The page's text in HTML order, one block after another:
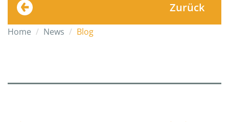
Zurück
Home News Blog